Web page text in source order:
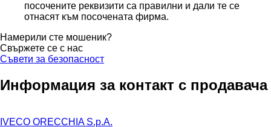
посочените реквизити са правилни и дали те се
отнасят към посочената фирма.
Намерили сте мошеник?
Свържете се с нас
Съвети за безопасност
Информация за контакт с продавача
IVECO ORECCHIA S.p.A.